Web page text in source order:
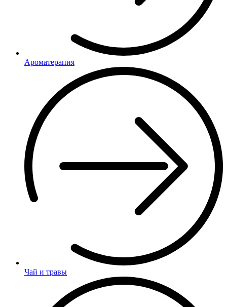
Ароматерапия
Чай и травы